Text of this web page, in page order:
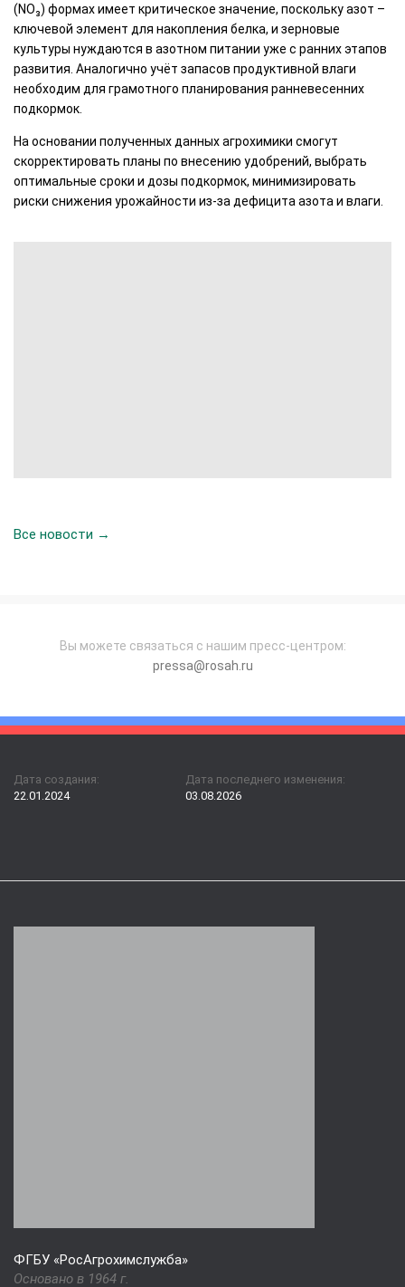
(NO₃) формах имеет критическое значение, поскольку азот –
ключевой элемент для накопления белка, и зерновые
культуры нуждаются в азотном питании уже с ранних этапов
развития. Аналогично учёт запасов продуктивной влаги
необходим для грамотного планирования ранневесенних
подкормок.
На основании полученных данных агрохимики смогут
скорректировать планы по внесению удобрений, выбрать
оптимальные сроки и дозы подкормок, минимизировать
риски снижения урожайности из‑за дефицита азота и влаги.
Все новости →
Вы можете связаться с нашим пресс-центром:
pressa@rosah.ru
Дата создания:
22.01.2024
Дата последнего изменения:
03.08.2026
ФГБУ «РосАгрохимслужба»
Основано в 1964 г.